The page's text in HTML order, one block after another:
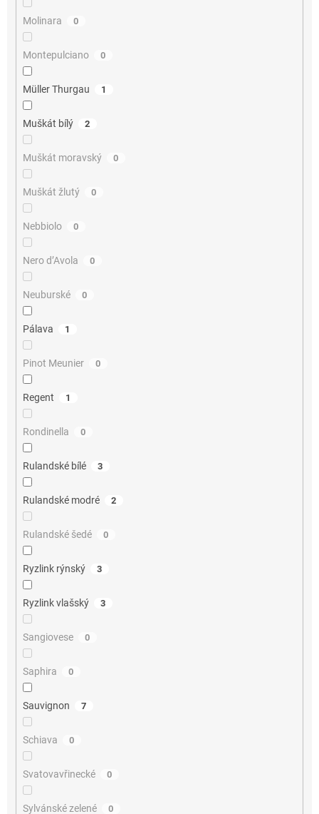
Molinara 0
Montepulciano 0
Müller Thurgau 1
Muškát bílý 2
Muškát moravský 0
Muškát žlutý 0
Nebbiolo 0
Nero d’Avola 0
Neuburské 0
Pálava 1
Pinot Meunier 0
Regent 1
Rondinella 0
Rulandské bílé 3
Rulandské modré 2
Rulandské šedé 0
Ryzlink rýnský 3
Ryzlink vlašský 3
Sangiovese 0
Saphira 0
Sauvignon 7
Schiava 0
Svatovavřinecké 0
Sylvánské zelené 0